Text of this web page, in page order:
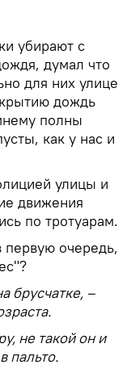
убирают с
думал что
для них улице
дождь
полны
как у нас и
улицы и
движения
по тротуарам.
очередь,
брусчатке, –
не такой он и
пальто.